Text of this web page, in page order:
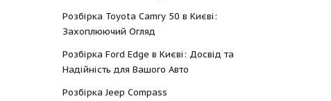
Розбірка Toyota Camry 50 в Києві:
Захоплюючий Огляд
Розбірка Ford Edge в Києві: Досвід та
Надійність для Вашого Авто
Розбірка Jeep Compass